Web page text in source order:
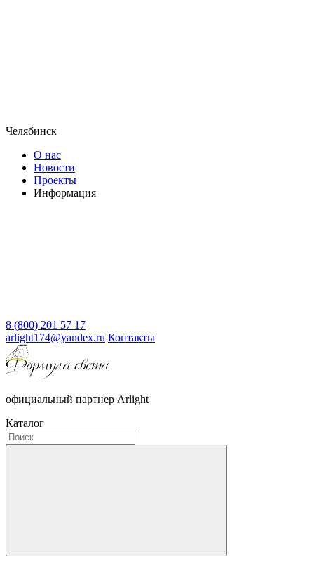
Челябинск
О нас
Новости
Проекты
Информация
8 (800) 201 57 17
arlight174@yandex.ru Контакты
официальный партнер Arlight
Каталог